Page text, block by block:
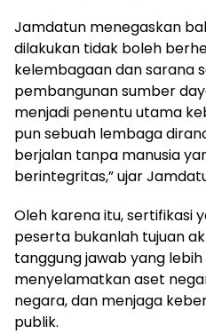
Jamdatun menegaskan
dilakukan tidak boleh
kelembagaan dan sarana
pembangunan sumber
menjadi penentu utama
pun sebuah lembaga
berjalan tanpa manusia
berintegritas,” ujar
Oleh karena itu, sertifikasi
peserta bukanlah tujuan
tanggung jawab yang
menyelamatkan aset
negara, dan menjaga
publik.